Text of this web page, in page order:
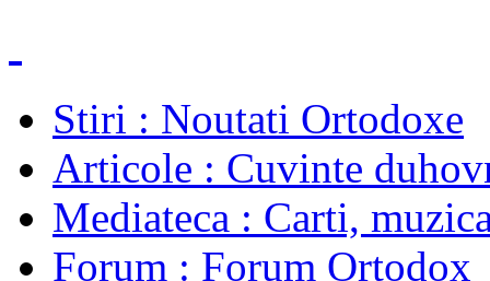
Stiri : Noutati Ortodoxe
Articole : Cuvinte
Mediateca : Carti,
Forum : Forum Ortodox